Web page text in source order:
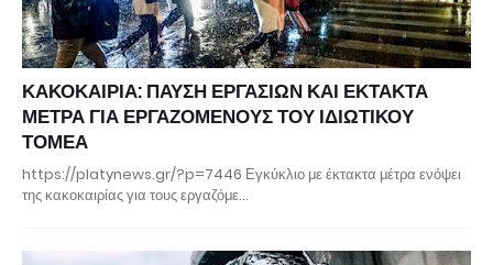
ΚΑΚΟΚΑΙΡΙΑ: ΠΑΥΣΗ ΕΡΓΑΣΙΩΝ ΚΑΙ ΕΚΤΑΚΤΑ
ΜΕΤΡΑ ΓΙΑ ΕΡΓΑΖΟΜΕΝΟΥΣ ΤΟΥ ΙΔΙΩΤΙΚΟΥ
ΤΟΜΕΑ
https://platynews.gr/?p=7446 Εγκύκλιο με έκτακτα μέτρα ενόψει
της κακοκαιρίας για τους εργαζόμε…